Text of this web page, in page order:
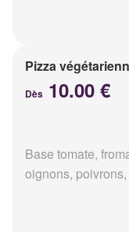
Pizza
Dès 10.00 €
Base tomate,
oignons,